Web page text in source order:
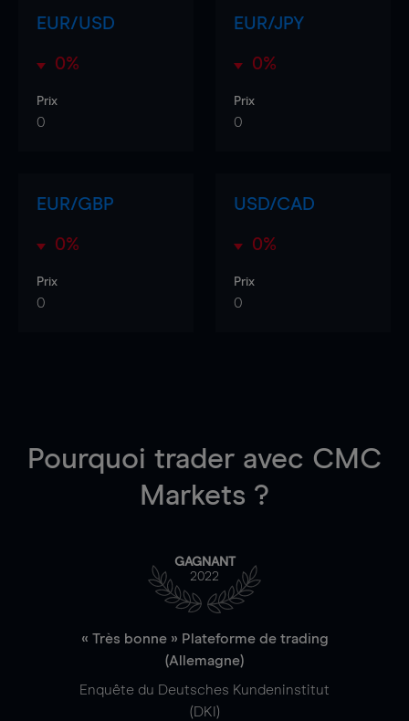
EUR/USD
0%
Prix
0
EUR/JPY
0%
Prix
0
EUR/GBP
0%
Prix
0
USD/CAD
0%
Prix
0
Pourquoi trader avec CMC
Markets ?
GAGNANT
2022
« Très bonne » Plateforme de trading
(Allemagne)
Enquête du Deutsches Kundeninstitut
(DKI)